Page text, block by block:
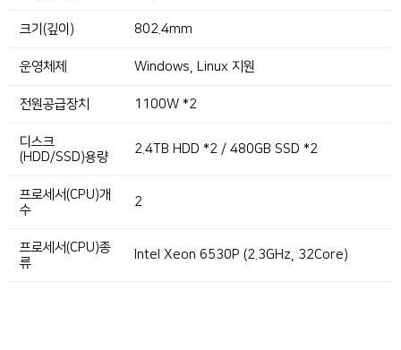
크기(깊이) 802.4mm
운영체제 Windows, Linux 지원
전원공급장치 1100W *2
디스크
(HDD/SSD)용량
2.4TB HDD *2 / 480GB SSD *2
프로세서(CPU)개
수
2
프로세서(CPU)종
류
Intel Xeon 6530P (2.3GHz, 32Core)